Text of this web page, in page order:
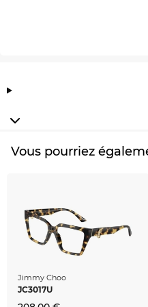
Vous pourriez
Jimmy Choo
JC3017U